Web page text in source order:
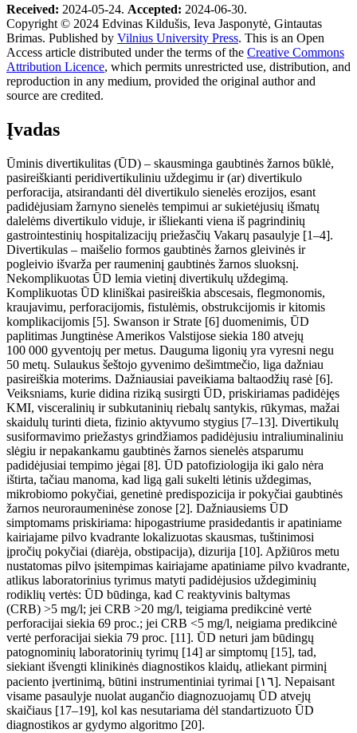
Received: 2024-05-24. Accepted: 2024-06-30.
Copyright © 2024 Edvinas Kildušis, Ieva Jasponytė, Gintautas
Brimas. Published by Vilnius University Press. This is an Open
Access article distributed under the terms of the Creative Commons
Attribution Licence, which permits unrestricted use, distribution, and
reproduction in any medium, provided the original author and
source are credited.
Įvadas
Ūminis divertikulitas (ŪD) – skausminga gaubtinės žarnos būklė,
pasireiškianti peridivertikuliniu uždegimu ir(ar) divertikulo
perforacija, atsirandanti dėl divertikulo sienelės erozijos, esant
padidėjusiam žarnyno sienelės tempimui ar sukietėjusių išmatų
dalelėms divertikulo viduje, ir išliekanti viena iš pagrindinių
gastrointestinių hospitalizacijų priežasčių Vakarų pasaulyje [1–4].
Divertikulas – maišelio formos gaubtinės žarnos gleivinės ir
pogleivio išvarža per raumeninį gaubtinės žarnos sluoksnį.
Nekomplikuotas ŪD lemia vietinį divertikulų uždegimą.
Komplikuotas ŪD kliniškai pasireiškia abscesais, flegmonomis,
kraujavimu, perforacijomis, fistulėmis, obstrukcijomis ir kitomis
komplikacijomis [5]. Swanson ir Strate [6] duomenimis, ŪD
paplitimas Jungtinėse Amerikos Valstijose siekia 180 atvejų
100 000 gyventojų per metus. Dauguma ligonių yra vyresni negu
50 metų. Sulaukus šeštojo gyvenimo dešimtmečio, liga dažniau
pasireiškia moterims. Dažniausiai paveikiama baltaodžių rasė [6].
Veiksniams, kurie didina riziką susirgti ŪD, priskiriamas padidėjęs
KMI, visceralinių ir subkutaninių riebalų santykis, rūkymas, mažai
skaidulų turinti dieta, fizinio aktyvumo stygius [7–13]. Divertikulų
susiformavimo priežastys grindžiamos padidėjusiu intraliuminaliniu
slėgiu ir nepakankamu gaubtinės žarnos sienelės atsparumu
padidėjusiai tempimo jėgai [8]. ŪD patofiziologija iki galo nėra
ištirta, tačiau manoma, kad ligą gali sukelti lėtinis uždegimas,
mikrobiomo pokyčiai, genetinė predispozicija ir pokyčiai gaubtinės
žarnos neuroraumeninėse zonose [2]. Dažniausiems ŪD
simptomams priskiriama: hipogastriume prasidedantis ir apatiniame
kairiajame pilvo kvadrante lokalizuotas skausmas, tuštinimosi
įpročių pokyčiai (diarėja, obstipacija), dizurija [10]. Apžiūros metu
nustatomas pilvo įsitempimas kairiajame apatiniame pilvo kvadrante,
atlikus laboratorinius tyrimus matyti padidėjusios uždegiminių
rodiklių vertės: ŪD būdinga, kad C reaktyvinis baltymas
(CRB) >5 mg/l; jei CRB >20 mg/l, teigiama predikcinė vertė
perforacijai siekia 69 proc.; jei CRB <5 mg/l, neigiama predikcinė
vertė perforacijai siekia 79 proc. [11]. ŪD neturi jam būdingų
patognominių laboratorinių tyrimų [14] ar simptomų [15], tad,
siekiant išvengti klinikinės diagnostikos klaidų, atliekant pirminį
paciento įvertinimą, būtini instrumentiniai tyrimai [١٦]. Nepaisant
visame pasaulyje nuolat augančio diagnozuojamų ŪD atvejų
skaičiaus [17–19], kol kas nesutariama dėl standartizuoto ŪD
diagnostikos ar gydymo algoritmo [20].